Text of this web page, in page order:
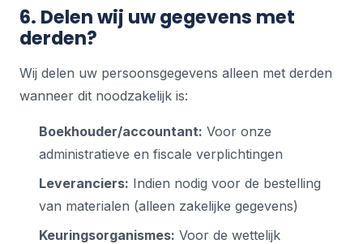
6. Delen wij uw gegevens met
derden?
Wij delen uw persoonsgegevens alleen met derden
wanneer dit noodzakelijk is:
Boekhouder/accountant: Voor onze
administratieve en fiscale verplichtingen
Leveranciers: Indien nodig voor de bestelling
van materialen (alleen zakelijke gegevens)
Keuringsorganismes: Voor de wettelijk